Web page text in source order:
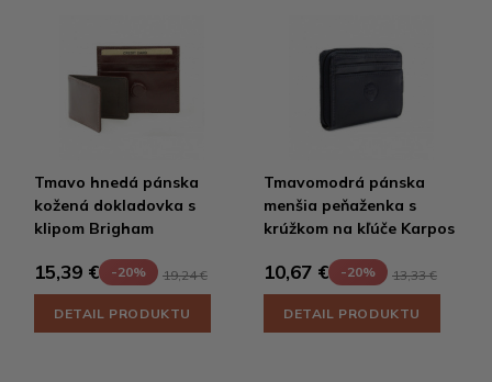
Tmavo hnedá pánska
kožená dokladovka s
klipom Brigham
15,39 € -20% 19,24 €
DETAIL PRODUKTU
Tmavomodrá pánska
menšia peňaženka s
krúžkom na kľúče Karpos
10,67 € -20% 13,33 €
DETAIL PRODUKTU